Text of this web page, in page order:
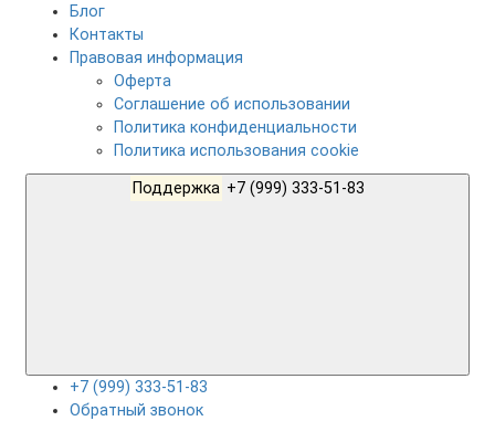
Блог
Контакты
Правовая информация
Оферта
Соглашение об использовании
Политика конфиденциальности
Политика использования cookie
Поддержка
+7 (999) 333-51-83
Обратный звонок